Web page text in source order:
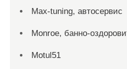
Max-tuning, автосервис
Monroe, банно-
Motul51